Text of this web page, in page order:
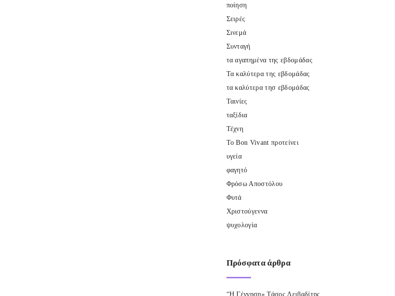
ποίηση
Σειρές
Σινεμά
Συνταγή
τα αγαπημένα της εβδομάδας
Τα καλύτερα της εβδομάδας
τα καλύτερα τησ εβδομάδας
Ταινίες
ταξίδια
Τέχνη
Το Bon Vivant προτείνει
υγεία
φαγητό
Φρόσω Αποστόλου
Φυτά
Χριστούγεννα
ψυχολογία
Πρόσφατα άρθρα
“Η Γέννηση» Τάσος Λειβαδίτης